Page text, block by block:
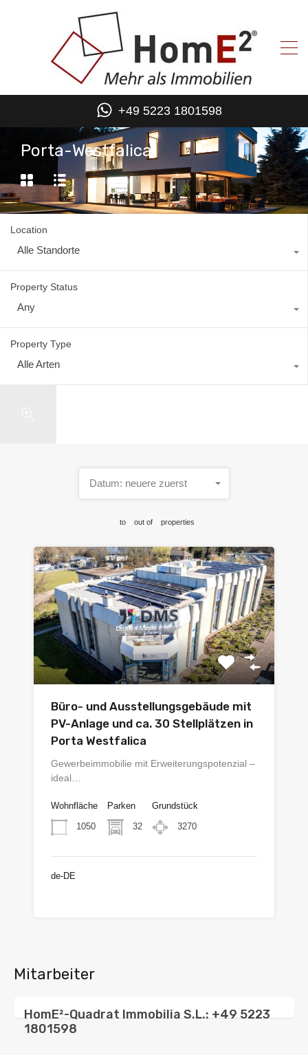
+49 5223 1801598
Porta-Westfalica
Location
Alle Standorte
Property Status
Any
Property Type
Alle Arten
to out of properties
Datum: neuere zuerst
Büro- und Ausstellungsgebäude mit
PV-Anlage und ca. 30 Stellplätzen in
Porta Westfalica
Gewerbeimmobilie mit Erweiterungspotenzial –
ideal…
Wohnfläche
1050
Parken
32
Grundstück
3270
de-DE
Mitarbeiter
HomE²-Quadrat Immobilia S.L.: +49 5223
1801598